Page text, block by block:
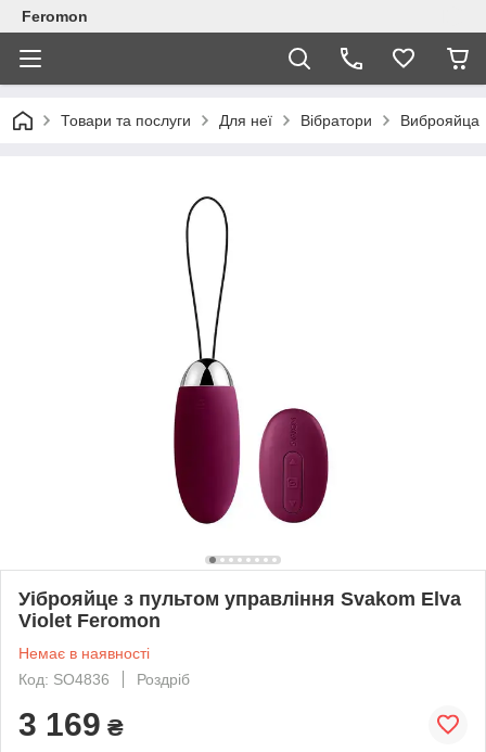
Feromon
Товари та послуги Для неї Вібратори Виброяйца
Уіброяйце з пультом управління Svakom Elva
Violet Feromon
Немає в наявності
Код: SO4836
Роздріб
3 169 ₴